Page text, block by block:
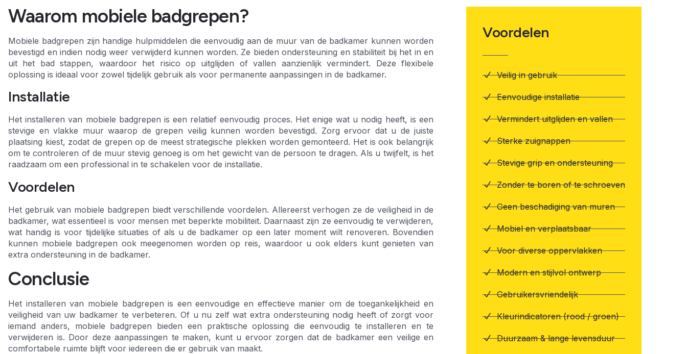
Waarom mobiele badgrepen?
Mobiele badgrepen zijn handige hulpmiddelen die eenvoudig aan de muur van de badkamer kunnen worden
bevestigd en indien nodig weer verwijderd kunnen worden. Ze bieden ondersteuning en stabiliteit bij het in en
uit het bad stappen, waardoor het risico op uitglijden of vallen aanzienlijk vermindert. Deze flexibele
oplossing is ideaal voor zowel tijdelijk gebruik als voor permanente aanpassingen in de badkamer.
Installatie
Het installeren van mobiele badgrepen is een relatief eenvoudig proces. Het enige wat u nodig heeft, is een
stevige en vlakke muur waarop de grepen veilig kunnen worden bevestigd. Zorg ervoor dat u de juiste
plaatsing kiest, zodat de grepen op de meest strategische plekken worden gemonteerd. Het is ook belangrijk
om te controleren of de muur stevig genoeg is om het gewicht van de persoon te dragen. Als u twijfelt, is het
raadzaam om een professional in te schakelen voor de installatie.
Voordelen
Het gebruik van mobiele badgrepen biedt verschillende voordelen. Allereerst verhogen ze de veiligheid in de
badkamer, wat essentieel is voor mensen met beperkte mobiliteit. Daarnaast zijn ze eenvoudig te verwijderen,
wat handig is voor tijdelijke situaties of als u de badkamer op een later moment wilt renoveren. Bovendien
kunnen mobiele badgrepen ook meegenomen worden op reis, waardoor u ook elders kunt genieten van
extra ondersteuning in de badkamer.
Conclusie
Het installeren van mobiele badgrepen is een eenvoudige en effectieve manier om de toegankelijkheid en
veiligheid van uw badkamer te verbeteren. Of u nu zelf wat extra ondersteuning nodig heeft of zorgt voor
iemand anders, mobiele badgrepen bieden een praktische oplossing die eenvoudig te installeren en te
verwijderen is. Door deze aanpassingen te maken, kunt u ervoor zorgen dat de badkamer een veilige en
comfortabele ruimte blijft voor iedereen die er gebruik van maakt.
Voordelen
Veilig in gebruik
Eenvoudige installatie
Vermindert uitglijden en vallen
Sterke zuignappen
Stevige grip en ondersteuning
Zonder te boren of te schroeven
Geen beschadiging van muren
Mobiel en verplaatsbaar
Voor diverse oppervlakken
Modern en stijlvol ontwerp
Gebruikersvriendelijk
Kleurindicatoren (rood / groen)
Duurzaam & lange levensduur